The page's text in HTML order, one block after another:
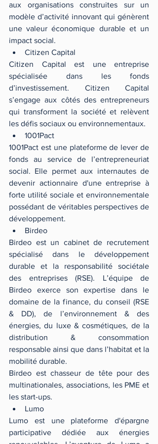
aux organisations construites sur un
modèle d’activité innovant qui génèrent
une valeur économique durable et un
impact social.
Citizen Capital
Citizen Capital est une entreprise
spécialisée dans les fonds
d’investissement. Citizen Capital
s’engage aux côtés des entrepreneurs
qui transforment la société et relèvent
les défis sociaux ou environnementaux.
1001Pact
1001Pact est une plateforme de lever de
fonds au service de l’entrepreneuriat
social. Elle permet aux internautes de
devenir actionnaire d'une entreprise à
forte utilité sociale et environnementale
possédant de véritables perspectives de
développement.
Birdeo
Birdeo est un cabinet de recrutement
spécialisé dans le développement
durable et la responsabilité sociétale
des entreprises (RSE). L’équipe de
Birdeo exerce son expertise dans le
domaine de la finance, du conseil (RSE
& DD), de l’environnement & des
énergies, du luxe & cosmétiques, de la
distribution & consommation
responsable ainsi que dans l’habitat et la
mobilité durable.
Birdeo est chasseur de tête pour des
multinationales, associations, les PME et
les start-ups.
Lumo
Lumo est une plateforme d'épargne
participative dédiée aux énergies